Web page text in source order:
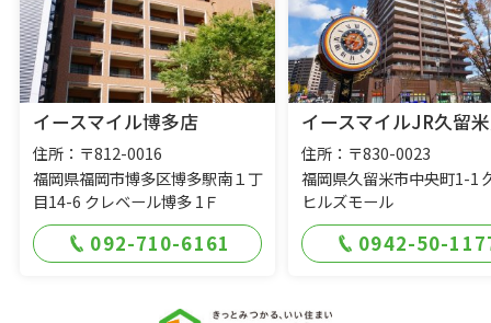
イースマイル博多店
住所：〒812-0016
福岡県福岡市博多区博多駅南１丁
目14-6 クレベール博多 1Ｆ
092-710-6161
イースマイルJR久留
住所：〒830-0023
福岡県久留米市中央町1-1
ヒルズモール
0942-50-